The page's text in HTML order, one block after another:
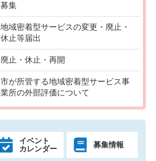
募集
地域密着型サービスの変更・廃止・
休止等届出
廃止・休止・再開
市が所管する地域密着型サービス事
業所の外部評価について
イベント
カレンダー
募集情報